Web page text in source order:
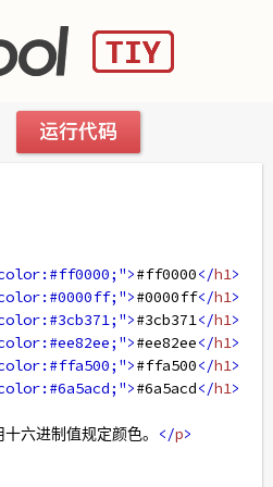
>#ff0000</h1>
>#0000ff</h1>
>#3cb371</h1>
>#ee82ee</h1>
>#ffa500</h1>
>#6a5acd</h1>
六进制值规定颜色。 </p>